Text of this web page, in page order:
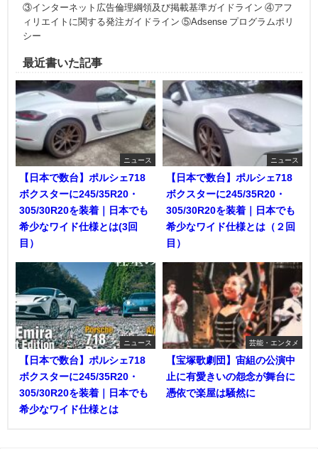
③インターネット広告倫理綱領及び掲載基準ガイドライン ④アフ
ィリエイトに関する発注ガイドライン ⑤Adsense プログラムポリ
シー
最近書いた記事
ニュース
【日本で数台】ポルシェ718
ボクスターに245/35R20・
305/30R20を装着｜日本でも
希少なワイド仕様とは(3回
目）
ニュース
【日本で数台】ポルシェ718
ボクスターに245/35R20・
305/30R20を装着｜日本でも
希少なワイド仕様とは（２回
目）
ニュース
【日本で数台】ポルシェ718
ボクスターに245/35R20・
305/30R20を装着｜日本でも
希少なワイド仕様とは
芸能・エンタメ
【宝塚歌劇団】宙組の公演中
止に有愛きいの怨念が舞台に
憑依で楽屋は騒然に